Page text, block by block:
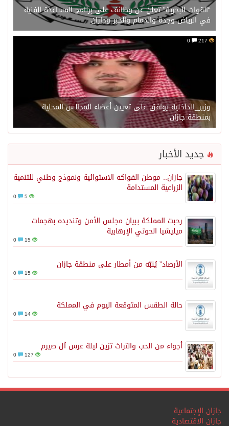
“القوات البحرية” تعلن عن وظائف على برنامج المساعدة الفنية
في الرياض وجدة والدمام والخبر وجازان
217
وزير_الداخلية يوافق على تعيين أعضاء المجالس المحلية
بمنطقة جازان
جديد الأخبار
جازان.. موطن الفواكه الاستوائية ونموذج وطني للتنمية
الزراعية المستدامة
5
رحبت المملكة ببيان مجلس الأمن وتنديده بهجمات
ميليشيا الحوثي الإرهابية
15
الأرصاد” يُنبّه من أمطار على منطقة جازان
15
حالة الطقس المتوقعة اليوم في المملكة
14
أجواء من الحب والتراث تزين ليلة عرس آل صيرم
127
جازان الإجتماعية
جازان الاقتصادية